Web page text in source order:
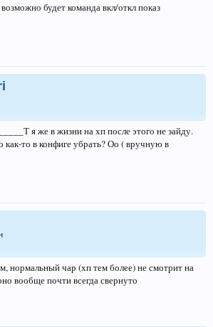
будет команда вкл/откл показ
я же в жизни на хп после этого не зайду.
то в конфиге убрать? Оо ( вручную в
нормальный чар (хп тем более) не смотрит на
вообще почти всегда свернуто